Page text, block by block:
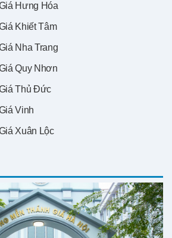
Hưng Hóa
Khiết Tâm
Nha Trang
Quy Nhơn
Thủ Đức
Vinh
Xuân Lộc